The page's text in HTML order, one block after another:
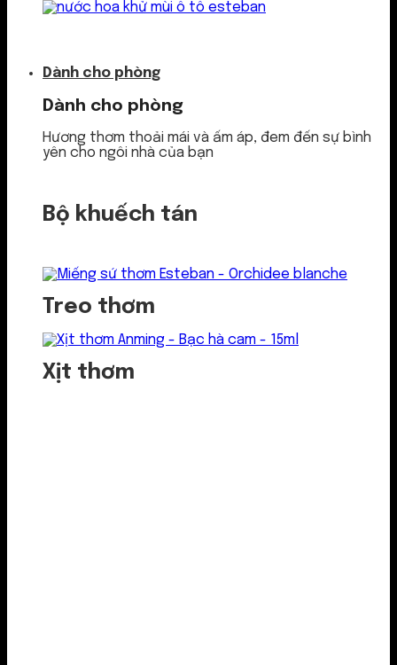
Dành cho phòng
Dành cho phòng
Hương thơm thoải mái và ấm áp, đem đến sự bình
yên cho ngôi nhà của bạn
Bộ khuếch tán
Treo thơm
Xịt thơm